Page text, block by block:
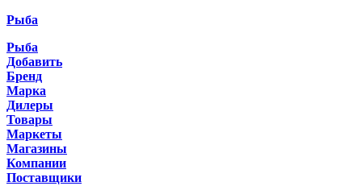
Рыба
Рыба
Добавить
Бренд
Марка
Дилеры
Товары
Маркеты
Магазины
Компании
Поставщики